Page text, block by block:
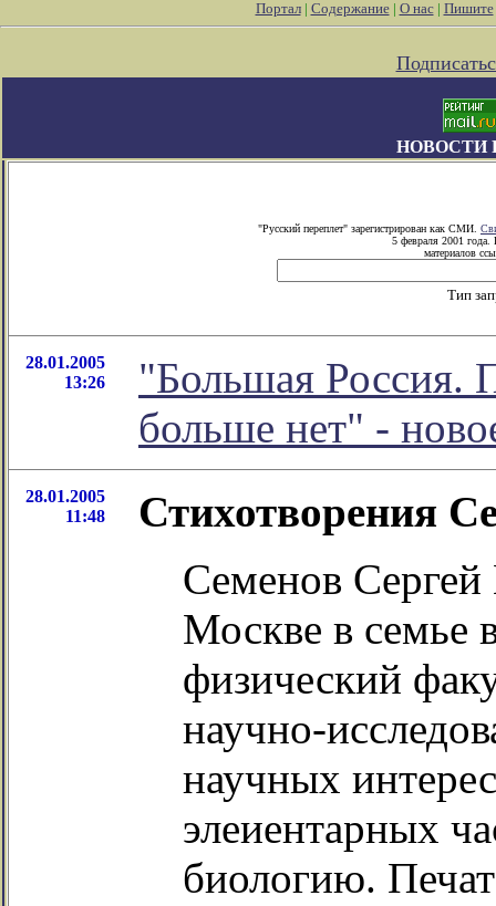
Портал| Содержание| О нас| Пишите
НОВОСТИ
"Русский переплет" зарегистрирован как СМИ.
5 февраля 2001 года.
материалов
Тип
28.01.2005
13:26
"Большая Россия.
больше нет" -
28.01.2005
11:48
Стихотворения
Семенов Сергей
Москве в семье
физический
научно-
научных
элеиентарных
биологию.